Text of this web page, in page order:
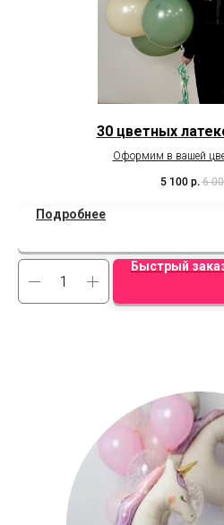
30 цветных
Оформим в вашей
5 100 р. 6
Подробнее
Быстрый